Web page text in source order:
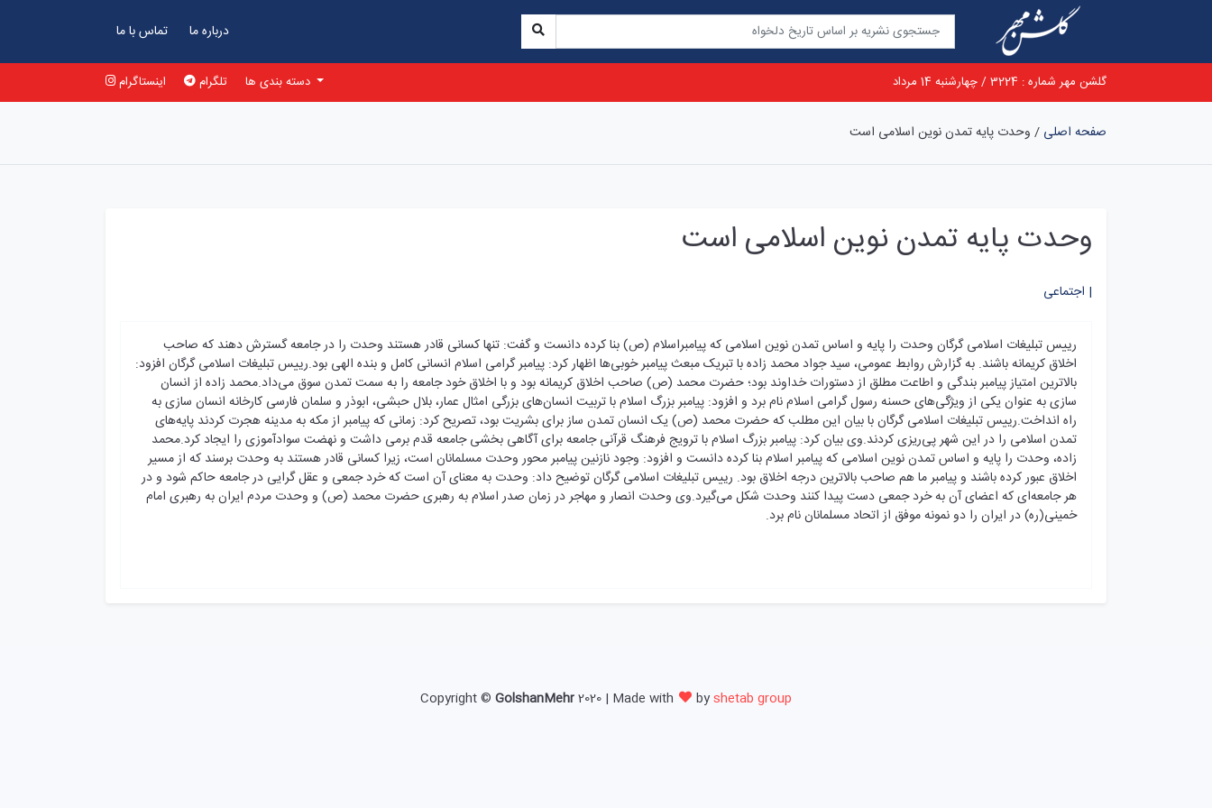
تماس با ما درباره ما
اینستاگرام تلگرام گلشن مهر شماره : 3224 / چهارشنبه 14 مرداد
صفحه اصلی / وحدت پایه تمدن نوین اسلامی است
وحدت پایه تمدن نوین اسلامی است
اجتماعی |
رییس تبلیغات اسلامی گرگان وحدت را پایه و اساس تمدن نوین اسلامی که پیامبراسلام (ص) بنا کرده دانست و گفت: تنها کسانی قادر هستند وحدت را در جامعه گسترش دهند که صاحب
اخلاق کریمانه باشند. به گزارش روابط عمومی، سید جواد محمد زاده با تبریک مبعث پیامبر خوبی‌ها اظهار کرد: پیامبر گرامی اسلام انسانی کامل و بنده الهی بود.رییس تبلیغات اسلامی گرگان افزود:
بالاترین امتیاز پیامبر بندگی و اطاعت مطلق از دستورات خداوند بود؛ حضرت محمد (ص) صاحب اخلاق کریمانه بود و با اخلاق خود جامعه را به سمت تمدن سوق می‌داد.محمد زاده از انسان
سازی به عنوان یکی از ویژگی‌های حسنه رسول گرامی اسلام نام برد و افزود: پیامبر بزرگ اسلام با تربیت انسان‌های بزرگی امثال عمار، بلال حبشی، ابوذر و سلمان فارسی کارخانه انسان سازی به
راه انداخت.رییس تبلیغات اسلامی گرگان با بیان این مطلب که حضرت محمد (ص) یک انسان تمدن ساز برای بشریت بود، تصریح کرد: زمانی که پیامبر از مکه به مدینه هجرت کردند پایه‌های
تمدن اسلامی را در این شهر پی‌ریزی کردند.وی بیان کرد: پیامبر بزرگ اسلام با ترویج فرهنگ قرآنی جامعه برای آگاهی بخشی جامعه قدم برمی داشت و نهضت سوادآموزی را ایجاد کرد.محمد
زاده، وحدت را پایه و اساس تمدن نوین اسلامی که پیامبر اسلام بنا کرده دانست و افزود: وجود نازنین پیامبر محور وحدت مسلمانان است، زیرا کسانی قادر هستند به وحدت برسند که از مسیر
اخلاق عبور کرده باشند و پیامبر ما هم صاحب بالاترین درجه اخلاق بود. رییس تبلیغات اسلامی گرگان توضیح داد: وحدت به معنای آن است که خرد جمعی و عقل گرایی در جامعه حاکم شود و در
هر جامعه‌ای که اعضای آن به خرد جمعی دست پیدا کنند وحدت شکل می‌گیرد.وی وحدت انصار و مهاجر در زمان صدر اسلام به رهبری حضرت محمد (ص) و وحدت مردم ایران به رهبری امام
خمینی(ره) در ایران را دو نمونه موفق از اتحاد مسلمانان نام برد.
Copyright © GolshanMehr2020 | Made with byshetab group